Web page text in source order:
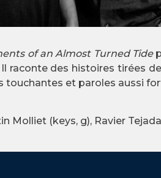
of an Almost Turned Tide
raconte des histoires tirées
touchantes et paroles aussi
Molliet (keys, g), Ravier